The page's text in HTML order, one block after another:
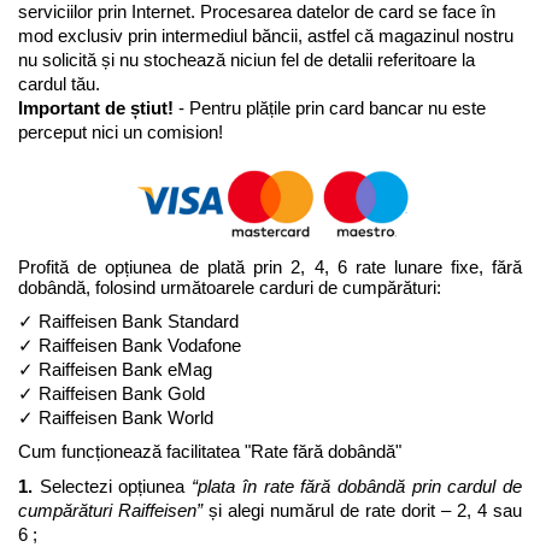
serviciilor prin Internet. Procesarea datelor de card se face în
mod exclusiv prin intermediul băncii, astfel că magazinul nostru
nu solicită și nu stochează niciun fel de detalii referitoare la
cardul tău.
Important de știut! - Pentru plățile prin card bancar nu este
perceput nici un comision!
Profită de opțiunea de plată prin 2, 4, 6 rate lunare fixe, fără
dobândă, folosind următoarele carduri de cumpărături:
✓ Raiffeisen Bank Standard
✓ Raiffeisen Bank Vodafone
✓ Raiffeisen Bank eMag
✓ Raiffeisen Bank Gold
✓ Raiffeisen Bank World
Cum funcționează facilitatea "Rate fără dobândă"
1. Selectezi opțiunea “plata în rate fără dobândă prin cardul de
cumpărături Raiffeisen” și alegi numărul de rate dorit – 2, 4 sau
6 ;